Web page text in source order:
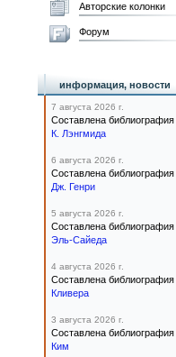
Авторские колонки
Форум
информация, новости
7 августа 2026 г.
Составлена библиография
К. Лэнгмида
6 августа 2026 г.
Составлена библиография
Дж. Генри
5 августа 2026 г.
Составлена библиография
Эль-Сайеда
4 августа 2026 г.
Составлена библиография
Кливера
3 августа 2026 г.
Составлена библиография
Ким